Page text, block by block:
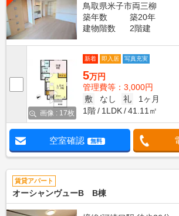
鳥取県米子市両三柳
築年数
築20年
建物階数
2階建
画像 : 17枚
新着 即入居 写真充実
5万円
管理費等：3,000円
敷
なし 礼
1ヶ月
1階
1LDK 41.11㎡
空室確認 無料
賃貸アパート
オーシャンヴューB B棟